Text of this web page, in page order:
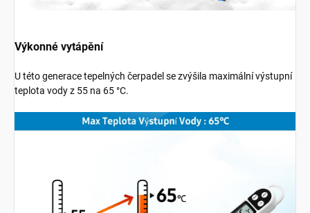
Výkonné vytápění
U této generace tepelných čerpadel se zvýšila maximální výstupní
teplota vody z 55 na 65 °C.